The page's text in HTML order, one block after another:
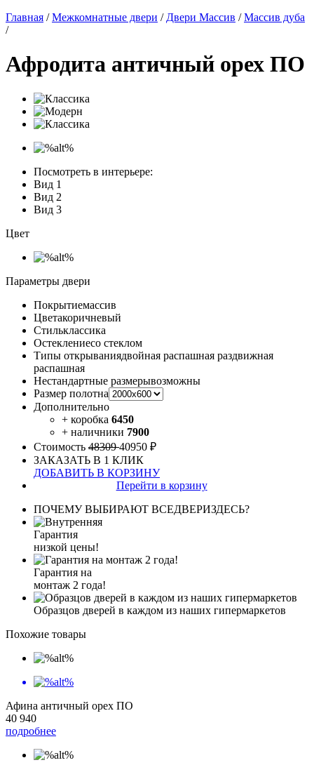
Главная /Межкомнатные двери / Двери Массив /Массив дуба
/
Афродита античный орех ПО
Посмотреть в интерьере:
Вид 1
Вид 2
Вид 3
Цвет
Параметры двери
Покрытиемассив
Цветакоричневый
Стильклассика
Остеклениесо стеклом
Типы открываниядвойная распашная раздвижная
распашная
Нестандартные размерывозможны
Размер полотна
Дополнительно
+ коробка 6450
+ наличники 7900
Стоимость 4830940950 ₽
ЗАКАЗАТЬ В 1 КЛИК
ДОБАВИТЬ В КОРЗИНУ
Перейти в корзину
ПОЧЕМУ ВЫБИРАЮТ ВСЕДВЕРИЗДЕСЬ?
Гарантия
низкой цены!
Гарантия на
монтаж 2 года!
Образцов дверей в каждом из наших гипермаркетов
Похожие товары
Афина античный орех ПО
40 940
подробнее